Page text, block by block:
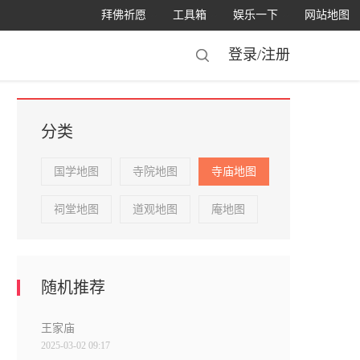
网站地图
娱乐一下
工具箱
拜佛祈愿
登录/注册
分类
国学地图 寺院地图 寺庙地图
祠堂地图 道观地图 庵地图
随机推荐
王家庙
2025-03-02 09:17